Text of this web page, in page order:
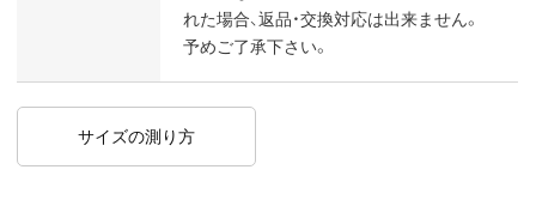
れた場合、返品・交換対応は出来ません。
予めご了承下さい。
サイズの測り方